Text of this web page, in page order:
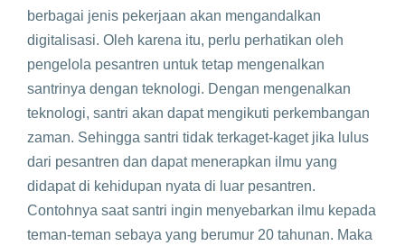
berbagai jenis pekerjaan akan mengandalkan
digitalisasi. Oleh karena itu, perlu perhatikan oleh
pengelola pesantren untuk tetap mengenalkan
santrinya dengan teknologi. Dengan mengenalkan
teknologi, santri akan dapat mengikuti perkembangan
zaman. Sehingga santri tidak terkaget-kaget jika lulus
dari pesantren dan dapat menerapkan ilmu yang
didapat di kehidupan nyata di luar pesantren.
Contohnya saat santri ingin menyebarkan ilmu kepada
teman-teman sebaya yang berumur 20 tahunan. Maka